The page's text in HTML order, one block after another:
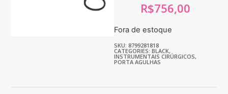
R$756,00
Fora de estoque
SKU: 8799281818
CATEGORIES: BLACK,
INSTRUMENTAIS CIRÚRGICOS,
PORTA AGULHAS